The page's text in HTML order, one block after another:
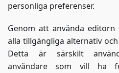
personliga preferenser.
Genom att använda
alla tillgängliga alternativ
Detta är särskilt
användare som vill ha